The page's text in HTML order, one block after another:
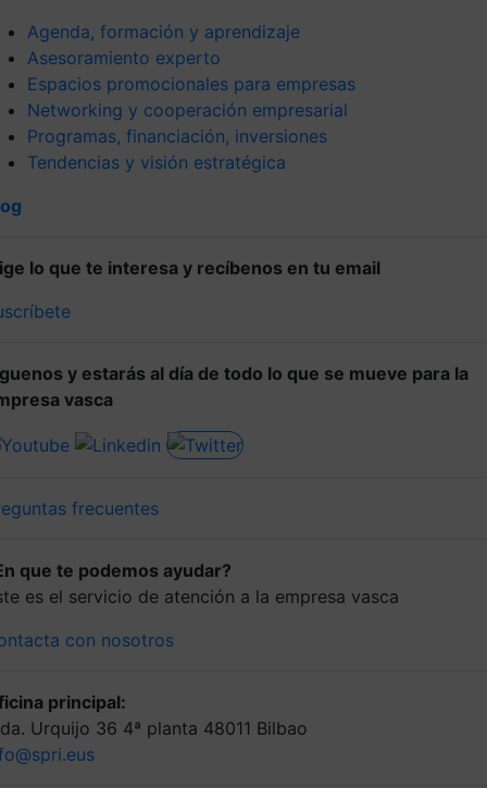
Agenda, formación y aprendizaje
Asesoramiento experto
Espacios promocionales para empresas
Networking y cooperación empresarial
Programas, financiación, inversiones
Tendencias y visión estratégica
lo que te interesa y recíbenos en tu email
y estarás al día de todo lo que se mueve para la
vasca
frecuentes
que te podemos ayudar?
es el servicio de atención a la empresa vasca
con nosotros
principal:
Urquijo 36 4ª planta 48011 Bilbao